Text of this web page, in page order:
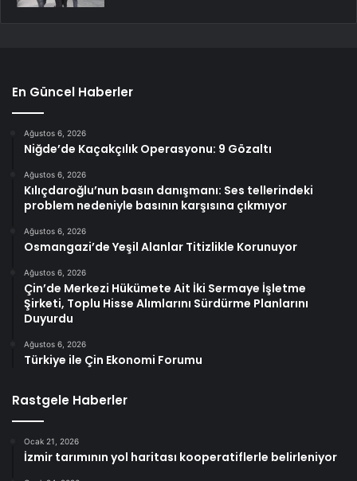
En Güncel Haberler
Ağustos 6, 2026
Niğde’de Kaçakçılık Operasyonu: 9 Gözaltı
Ağustos 6, 2026
Kılıçdaroğlu’nun basın danışmanı: Ses tellerindeki
problem nedeniyle basının karşısına çıkmıyor
Ağustos 6, 2026
Osmangazi’de Yeşil Alanlar Titizlikle Korunuyor
Ağustos 6, 2026
Çin’de Merkezi Hükümete Ait İki Sermaye İşletme
Şirketi, Toplu Hisse Alımlarını Sürdürme Planlarını
Duyurdu
Ağustos 6, 2026
Türkiye ile Çin Ekonomi Forumu
Rastgele Haberler
Ocak 21, 2026
İzmir tarımının yol haritası kooperatiflerle belirleniyor